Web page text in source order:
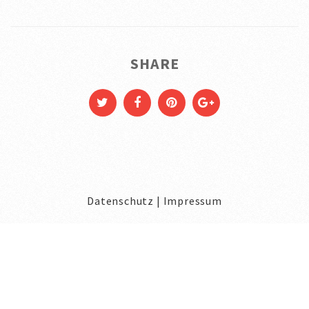
SHARE
Datenschutz | Impressum